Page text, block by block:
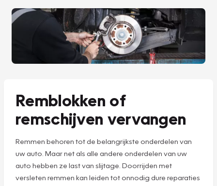
Remblokken of
remschijven vervangen
Remmen behoren tot de belangrijkste onderdelen van
uw auto. Maar net als alle andere onderdelen van uw
auto hebben ze last van slijtage. Doorrijden met
versleten remmen kan leiden tot onnodig dure reparaties